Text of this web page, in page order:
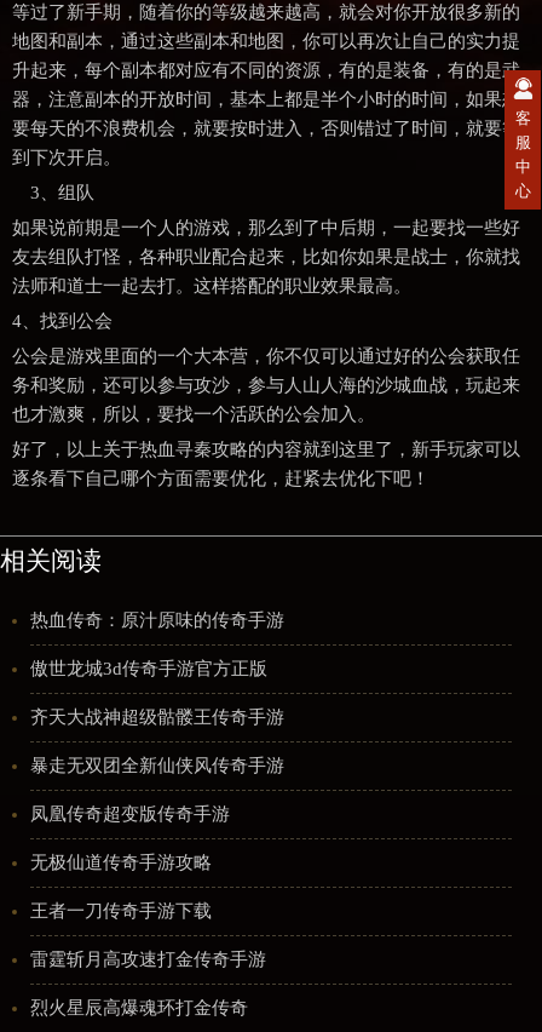
等过了新手期，随着你的等级越来越高，就会对你开放很多新的
地图和副本，通过这些副本和地图，你可以再次让自己的实力提
升起来，每个副本都对应有不同的资源，有的是装备，有的是武
器，注意副本的开放时间，基本上都是半个小时的时间，如果想
要每天的不浪费机会，就要按时进入，否则错过了时间，就要等
到下次开启。
3、组队
如果说前期是一个人的游戏，那么到了中后期，一起要找一些好
友去组队打怪，各种职业配合起来，比如你如果是战士，你就找
法师和道士一起去打。这样搭配的职业效果最高。
4、找到公会
公会是游戏里面的一个大本营，你不仅可以通过好的公会获取任
务和奖励，还可以参与攻沙，参与人山人海的沙城血战，玩起来
也才激爽，所以，要找一个活跃的公会加入。
好了，以上关于热血寻秦攻略的内容就到这里了，新手玩家可以
逐条看下自己哪个方面需要优化，赶紧去优化下吧！
相关阅读
热血传奇：原汁原味的传奇手游
傲世龙城3d传奇手游官方正版
齐天大战神超级骷髅王传奇手游
暴走无双团全新仙侠风传奇手游
凤凰传奇超变版传奇手游
无极仙道传奇手游攻略
王者一刀传奇手游下载
雷霆斩月高攻速打金传奇手游
烈火星辰高爆魂环打金传奇
客
服
中
心